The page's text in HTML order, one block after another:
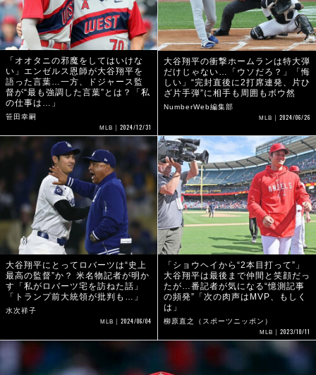
「オオタニの邪魔をしてはいけな
い」エンゼルス恩師が大谷翔平を
語った言葉…一方、ドジャース監
督が“最も強調した言葉”とは？「私
の仕事は…」
笹田幸嗣
MLB 2024/12/31
大谷翔平の衝撃ホームランは特大弾
だけじゃない…「ウソだろ？」「悔
しい」“完封直後に2打席連発、片ひ
ざ片手弾”に相手も周囲もボウ然
NumberWeb編集部
MLB 2024/06/26
大谷翔平にとってロバーツは“史上
最高の監督”か？ 米名物記者が明か
す「私がロバーツ宅を訪ねた話」
「トランプ前大統領が批判も…」
水次祥子
MLB 2024/06/04
「ショウヘイから“2本目打って”」
大谷翔平は最後まで仲間と笑顔だっ
たが…番記者が気になる“憶測記事
の頻発”「次の肉声はMVP、もしく
は」
柳原直之（スポーツニッポン）
MLB 2023/10/11